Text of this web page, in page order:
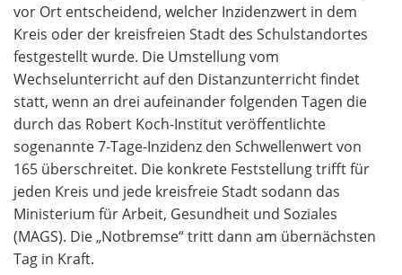
vor Ort entscheidend, welcher Inzidenzwert in dem
Kreis oder der kreisfreien Stadt des Schulstandortes
festgestellt wurde. Die Umstellung vom
Wechselunterricht auf den Distanzunterricht findet
statt, wenn an drei aufeinander folgenden Tagen die
durch das Robert Koch-Institut veröffentlichte
sogenannte 7-Tage-Inzidenz den Schwellenwert von
165 überschreitet. Die konkrete Feststellung trifft für
jeden Kreis und jede kreisfreie Stadt sodann das
Ministerium für Arbeit, Gesundheit und Soziales
(MAGS). Die „Notbremse“ tritt dann am übernächsten
Tag in Kraft.